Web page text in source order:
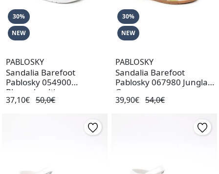
30%
NEW
PABLOSKY
Sandalia Barefoot
Pablosky 054900
Blanco/multi
37,10€ 50,0€
30%
NEW
PABLOSKY
Sandalia Barefoot
Pablosky 067980 Jungla
Grano
39,90€ 54,0€